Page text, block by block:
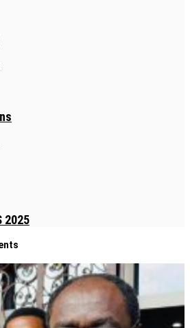
2025